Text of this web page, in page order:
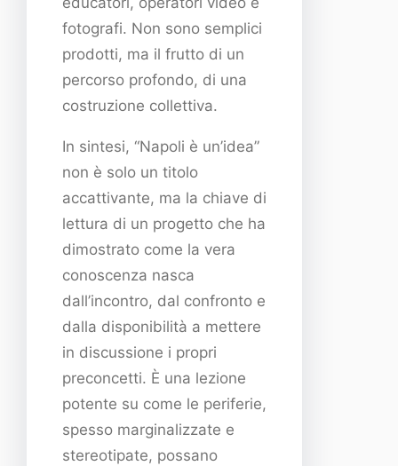
fotografi. Non sono semplici
prodotti, ma il frutto di un
percorso profondo, di una
costruzione collettiva.
In sintesi, “Napoli è un’idea”
non è solo un titolo
accattivante, ma la chiave di
lettura di un progetto che ha
dimostrato come la vera
conoscenza nasca
dall’incontro, dal confronto e
dalla disponibilità a mettere
in discussione i propri
preconcetti. È una lezione
potente su come le periferie,
spesso marginalizzate e
stereotipate, possano